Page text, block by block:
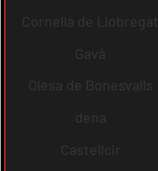
Cornellà de Llobregat
Gavà
Olesa de Bonesvalls
dena
Castellcir